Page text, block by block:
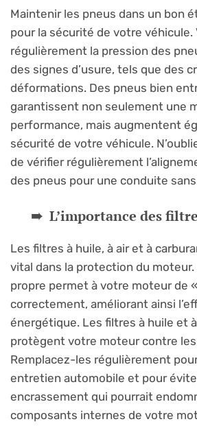
Maintenir les pneus dans un bon
pour la sécurité de votre véhicule.
régulièrement la pression des
des signes d’usure, tels que des
déformations. Des pneus bien
garantissent non seulement une
performance, mais augmentent
sécurité de votre véhicule.
de vérifier régulièrement
des pneus pour une conduite
L’importance des
Les filtres à huile, à air et à
vital dans la protection du moteur.
propre permet à votre moteur de
correctement, améliorant ainsi
énergétique. Les filtres à huile et
protègent votre moteur contre
Remplacez-les régulièrement
entretien automobile et pour
encrassement qui pourrait
composants internes de votre